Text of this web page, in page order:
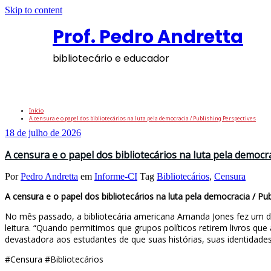
Skip to content
Prof. Pedro Andretta
bibliotecário e educador
Início
A censura e o papel dos bibliotecários na luta pela democracia / Publishing Perspectives
18 de julho de 2026
A censura e o papel dos bibliotecários na luta pela
PorPedro Andretta em Informe-CI Tag Bibliotecários, Censura
A censura e o papel dos bibliotecários na luta pela democracia /
No mês passado, a bibliotecária americana Amanda Jones fez
leitura. “Quando permitimos que grupos políticos retirem livros
devastadora aos estudantes de que suas histórias, suas
#Censura #Bibliotecários